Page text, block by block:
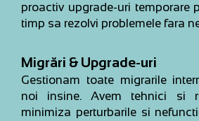
proactiv upgrade-uri temporare
timp sa rezolvi problemele fara
Migrări & Upgrade-uri
Gestionam toate migrarile
noi insine. Avem tehnici si
minimiza perturbarile si